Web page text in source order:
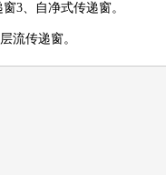
3、自净式传递窗。
流传递窗。